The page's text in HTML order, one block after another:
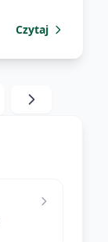
Czytaj